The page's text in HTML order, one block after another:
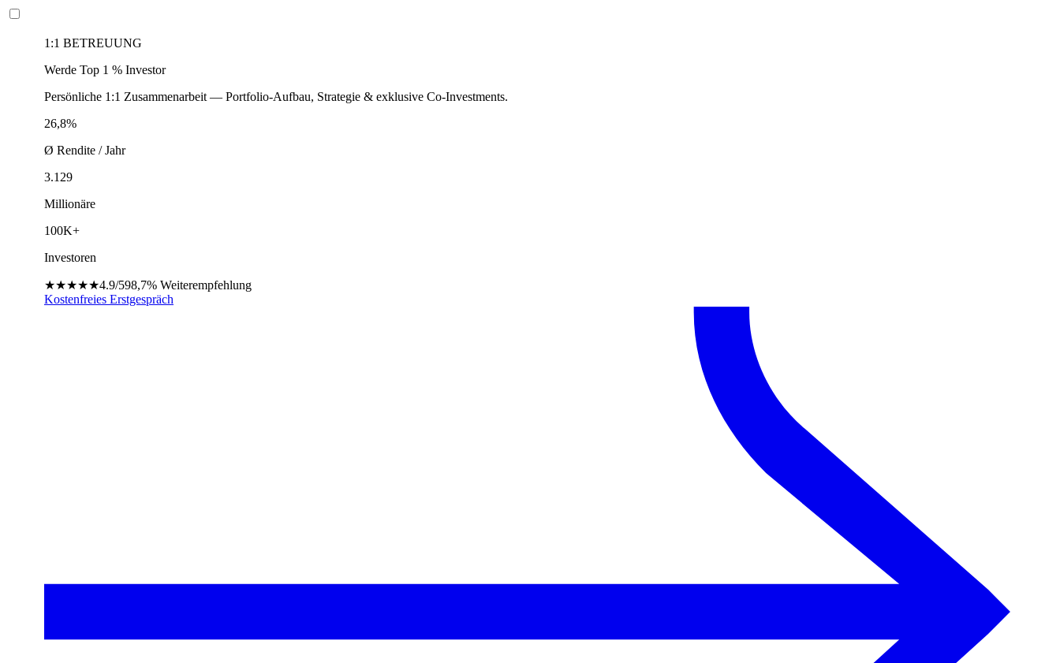
1:1 BETREUUNG
Werde Top 1 % Investor
Persönliche 1:1 Zusammenarbeit — Portfolio-Aufbau, Strategie & exklusive Co-Investments.
26,8%
Ø Rendite / Jahr
3.129
Millionäre
100K+
Investoren
★★★★★4.9/598,7% Weiterempfehlung
Kostenfreies Erstgespräch